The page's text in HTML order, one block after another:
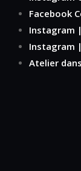
Facebook
Instagram |
Instagram |
Atelier